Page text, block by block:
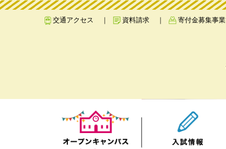
交通アクセス 資料請求 寄付金募集事業